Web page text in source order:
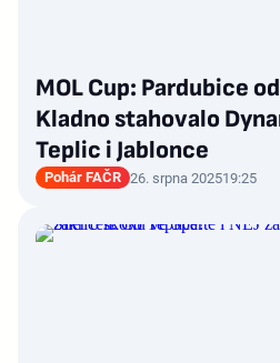
MOL Cup: Pardubice
Kladno stahovalo
Teplic i Jablonce
Pohár FAČR 26. srpna 202519:25